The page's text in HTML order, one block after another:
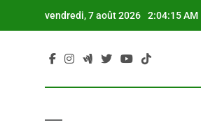
vendredi, 7 août 2026 2:04:16 AM